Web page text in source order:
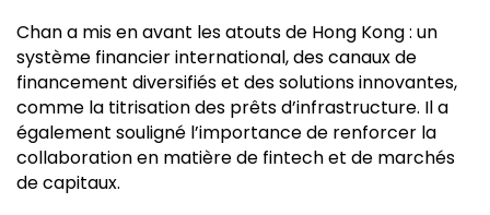
Chan a mis en avant les atouts de Hong Kong : un
système financier international, des canaux de
financement diversifiés et des solutions innovantes,
comme la titrisation des prêts d’infrastructure. Il a
également souligné l’importance de renforcer la
collaboration en matière de fintech et de marchés
de capitaux.